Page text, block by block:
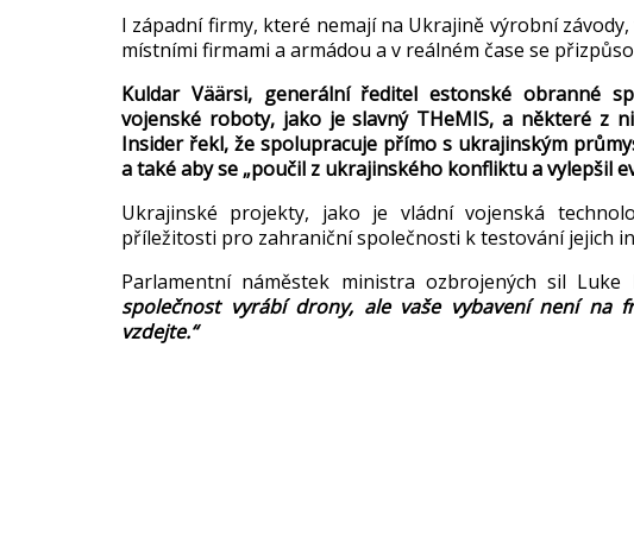
I západní firmy, které nemají na Ukrajině výrobní
místními firmami a armádou a v reálném čase se
Kuldar Väärsi, generální ředitel estonské obranné
vojenské roboty, jako je slavný THeMIS, a některé z
Insider řekl, že spolupracuje přímo s ukrajinským pr
a také aby se „poučil z ukrajinského konfliktu a vylepšil
Ukrajinské projekty, jako je vládní vojenská
příležitosti pro zahraniční společnosti k testování jejich
Parlamentní náměstek ministra ozbrojených sil Luke
společnost vyrábí drony, ale vaše vybavení není na
vzdejte.“